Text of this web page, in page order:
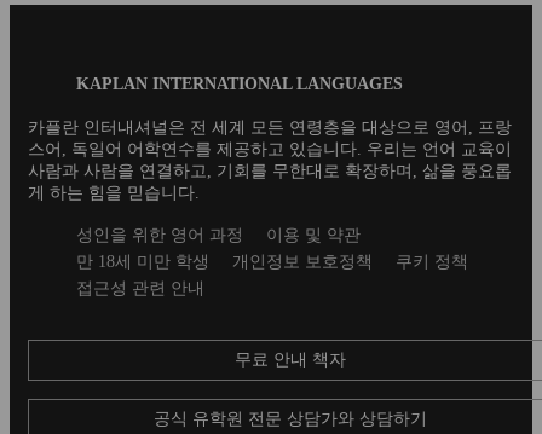
KAPLAN INTERNATIONAL LANGUAGES
카플란 인터내셔널은 전 세계 모든 연령층을 대상으로 영어, 프랑
스어, 독일어 어학연수를 제공하고 있습니다. 우리는 언어 교육이
사람과 사람을 연결하고, 기회를 무한대로 확장하며, 삶을 풍요롭
게 하는 힘을 믿습니다.
Secondary성인을 위한 영어 과정
이용 및 약관
만 18세 미만 학생
개인정보 보호정책
쿠키 정책
접근성 관련 안내
무료 안내 책자
공식 유학원 전문 상담가와 상담하기